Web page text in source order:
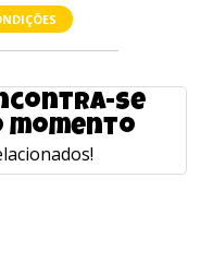
se
momento